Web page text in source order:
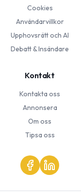
Cookies
Användarvillkor
Upphovsrätt och AI
Debatt & Insändare
Kontakt
Kontakta oss
Annonsera
Om oss
Tipsa oss